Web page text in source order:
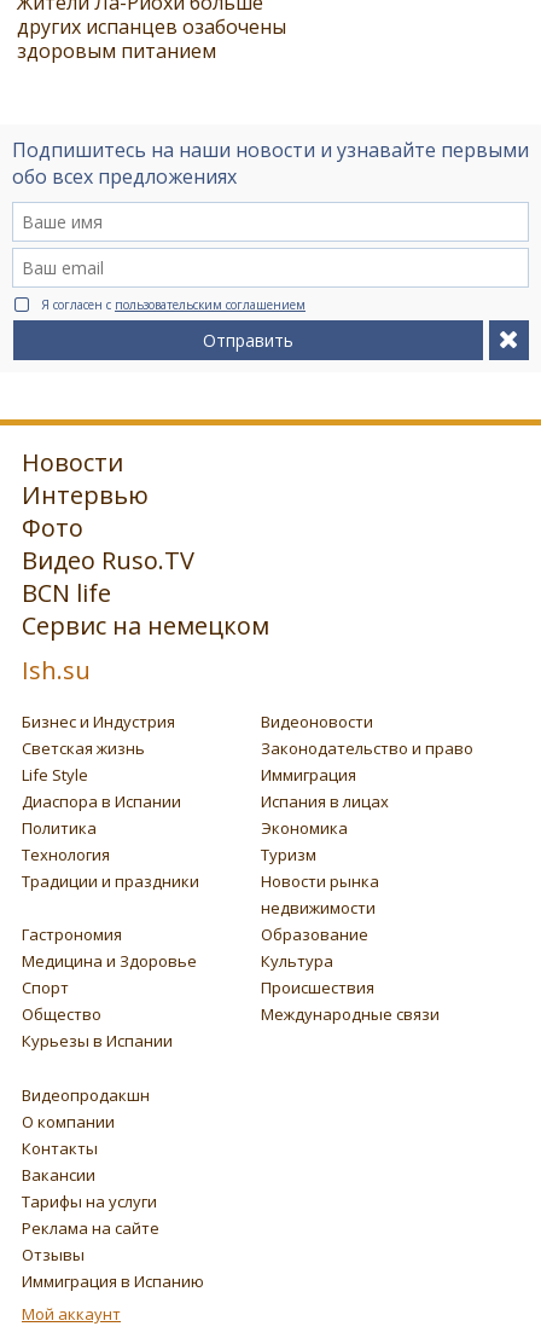
других испанцев озабочены
здоровым питанием
Подпишитесь на наши новости и узнавайте первыми
обо всех предложениях
Я согласен с пользовательским соглашением
Отправить
Новости
Интервью
Фото
Видео Ruso.TV
BCN life
Сервис на немецком
Ish.su
Бизнес и Индустрия
Видеоновости
Светская жизнь
Законодательство и право
Life Style
Иммиграция
Диаспора в Испании
Испания в лицах
Политика
Экономика
Технология
Туризм
Традиции и праздники
Новости рынка
недвижимости
Гастрономия
Образование
Медицина и Здоровье
Культура
Спорт
Происшествия
Общество
Международные связи
Курьезы в Испании
Видеопродакшн
О компании
Контакты
Вакансии
Тарифы на услуги
Реклама на сайте
Отзывы
Иммиграция в Испанию
Мой аккаунт